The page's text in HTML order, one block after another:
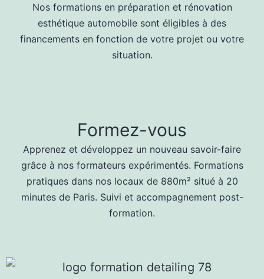
Nos formations en préparation et rénovation
esthétique automobile sont éligibles à des
financements en fonction de votre projet ou votre
situation.
Formez-vous
Apprenez et développez un nouveau savoir-faire
grâce à nos formateurs expérimentés. Formations
pratiques dans nos locaux de 880m² situé à 20
minutes de Paris. Suivi et accompagnement post-
formation.